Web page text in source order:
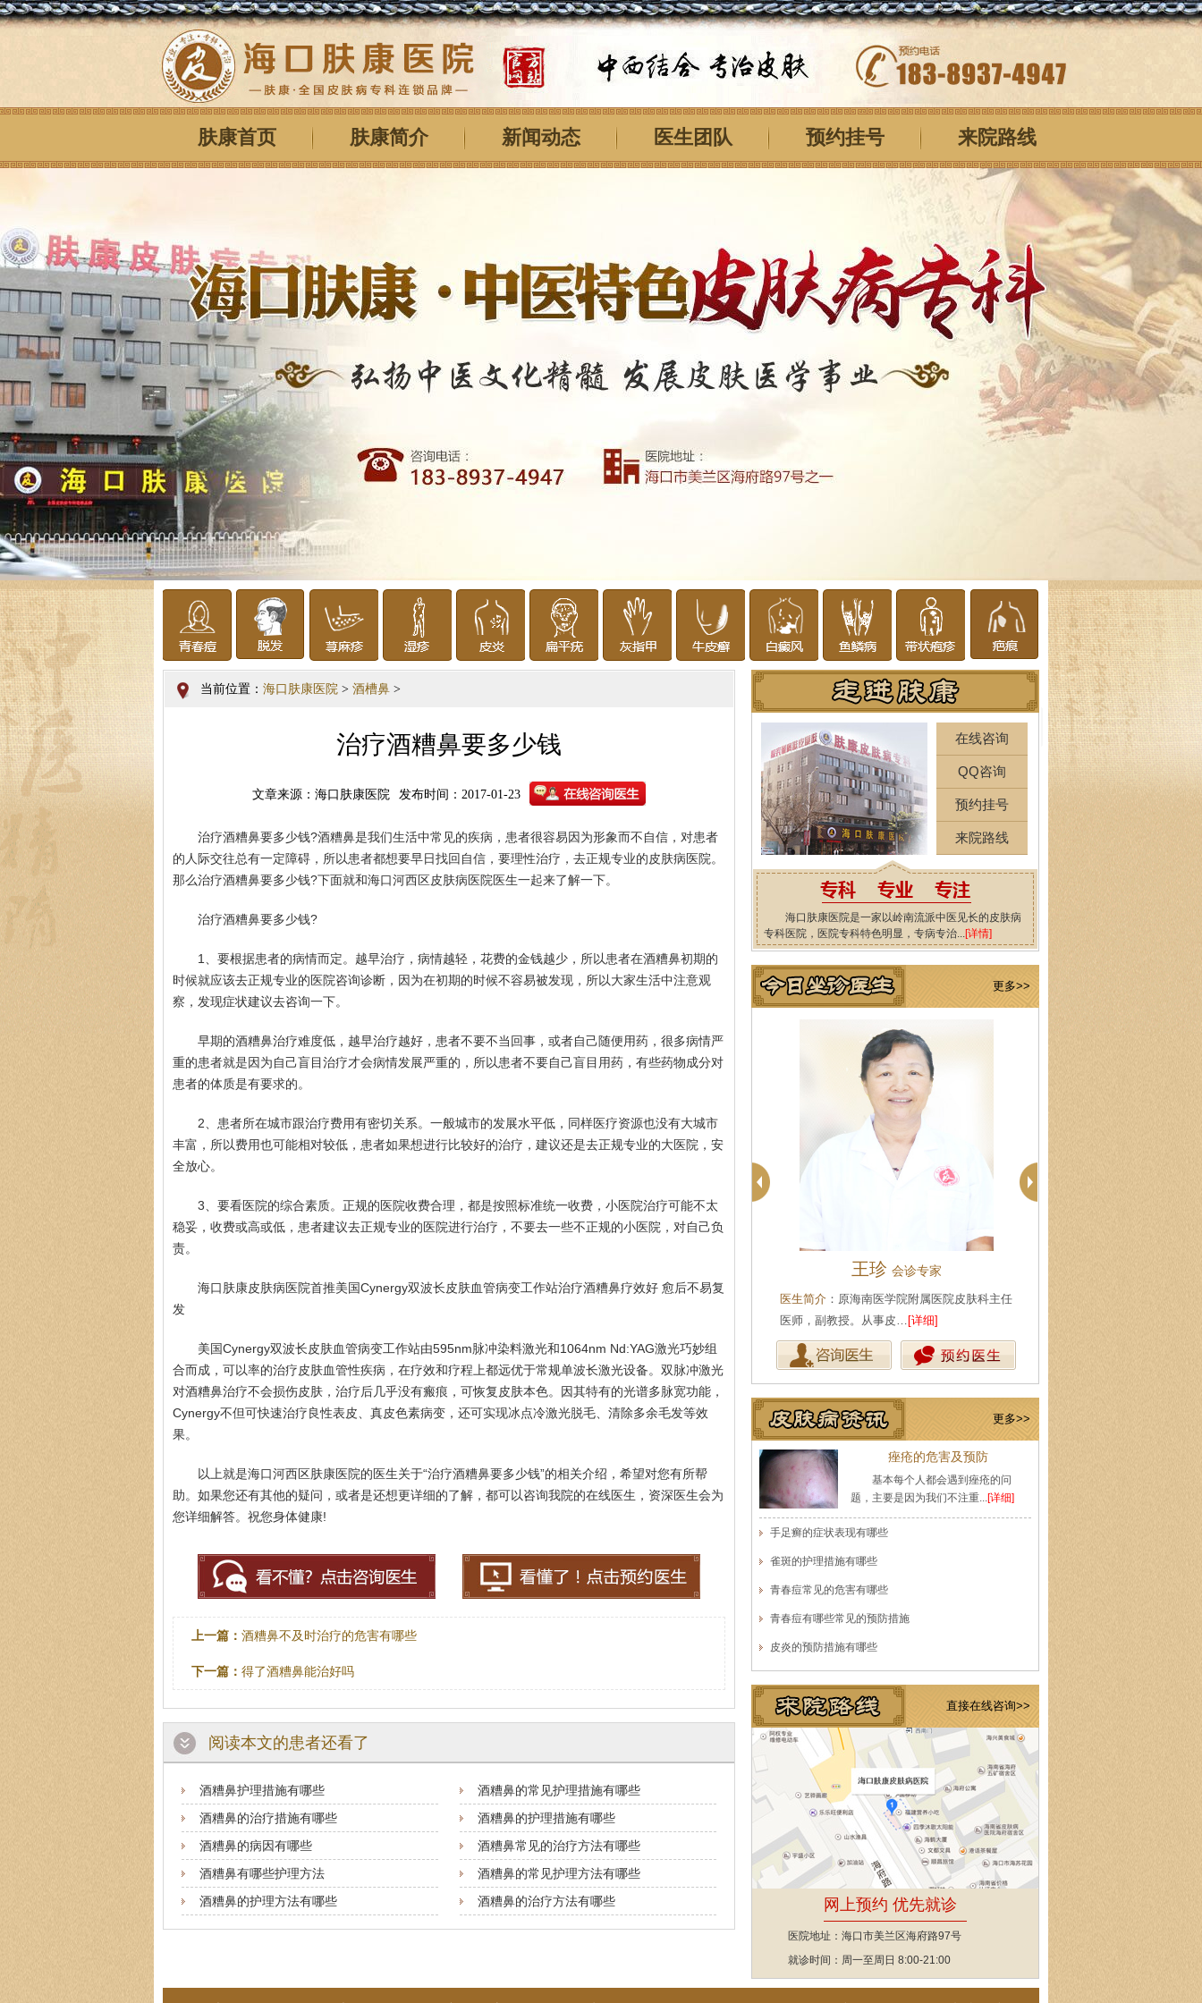
肤康首页 肤康简介 新闻动态 医生团队 预约挂号 来院路线
当前位置： 海口肤康医院 > 酒槽鼻 >
治疗酒糟鼻要多少钱
文章来源：海口肤康医院 发布时间：2017-01-23
治疗酒糟鼻要多少钱?酒糟鼻是我们生活中常见的疾病，患者很容易因为形象而不自信，对患者
的人际交往总有一定障碍，所以患者都想要早日找回自信，要理性治疗，去正规专业的皮肤病医院。
那么治疗酒糟鼻要多少钱?下面就和海口河西区皮肤病医院医生一起来了解一下。
治疗酒糟鼻要多少钱?
1、要根据患者的病情而定。越早治疗，病情越轻，花费的金钱越少，所以患者在酒糟鼻初期的
时候就应该去正规专业的医院咨询诊断，因为在初期的时候不容易被发现，所以大家生活中注意观
察，发现症状建议去咨询一下。
早期的酒糟鼻治疗难度低，越早治疗越好，患者不要不当回事，或者自己随便用药，很多病情严
重的患者就是因为自己盲目治疗才会病情发展严重的，所以患者不要自己盲目用药，有些药物成分对
患者的体质是有要求的。
2、患者所在城市跟治疗费用有密切关系。一般城市的发展水平低，同样医疗资源也没有大城市
丰富，所以费用也可能相对较低，患者如果想进行比较好的治疗，建议还是去正规专业的大医院，安
全放心。
3、要看医院的综合素质。正规的医院收费合理，都是按照标准统一收费，小医院治疗可能不太
稳妥，收费或高或低，患者建议去正规专业的医院进行治疗，不要去一些不正规的小医院，对自己负
责。
海口肤康皮肤病医院首推美国Cynergy双波长皮肤血管病变工作站治疗酒糟鼻疗效好 愈后不易复
发
美国Cynergy双波长皮肤血管病变工作站由595nm脉冲染料激光和1064nm Nd:YAG激光巧妙组
合而成，可以率的治疗皮肤血管性疾病，在疗效和疗程上都远优于常规单波长激光设备。双脉冲激光
对酒糟鼻治疗不会损伤皮肤，治疗后几乎没有瘢痕，可恢复皮肤本色。因其特有的光谱多脉宽功能，
Cynergy不但可快速治疗良性表皮、真皮色素病变，还可实现冰点冷激光脱毛、清除多余毛发等效
果。
以上就是海口河西区肤康医院的医生关于“治疗酒糟鼻要多少钱”的相关介绍，希望对您有所帮
助。如果您还有其他的疑问，或者是还想更详细的了解，都可以咨询我院的在线医生，资深医生会为
您详细解答。祝您身体健康!
上一篇： 酒糟鼻不及时治疗的危害有哪些
下一篇： 得了酒糟鼻能治好吗
阅读本文的患者还看了
酒糟鼻护理措施有哪些
酒糟鼻的常见护理措施有哪些
酒糟鼻的治疗措施有哪些
酒糟鼻的护理措施有哪些
酒糟鼻的病因有哪些
酒糟鼻常见的治疗方法有哪些
酒糟鼻有哪些护理方法
酒糟鼻的常见护理方法有哪些
酒糟鼻的护理方法有哪些
酒糟鼻的治疗方法有哪些
在线咨询
QQ咨询
预约挂号
来院路线
海口肤康医院是一家以岭南流派中医见长的皮肤病
专科医院，医院专科特色明显，专病专治...[详情]
更多>>
陈武林 皮肤科主任
医生简介 ：现任海口肤康医院皮肤科主任，从
事皮肤性病专业工作多… [详细]
更多>>
痤疮的危害及预防
基本每个人都会遇到痤疮的问
题，主要是因为我们不注重...[详细]
手足癣的症状表现有哪些
雀斑的护理措施有哪些
青春痘常见的危害有哪些
青春痘有哪些常见的预防措施
皮炎的预防措施有哪些
直接在线咨询>>
网上预约 优先就诊
医院地址：海口市美兰区海府路97号
就诊时间：周一至周日 8:00-21:00